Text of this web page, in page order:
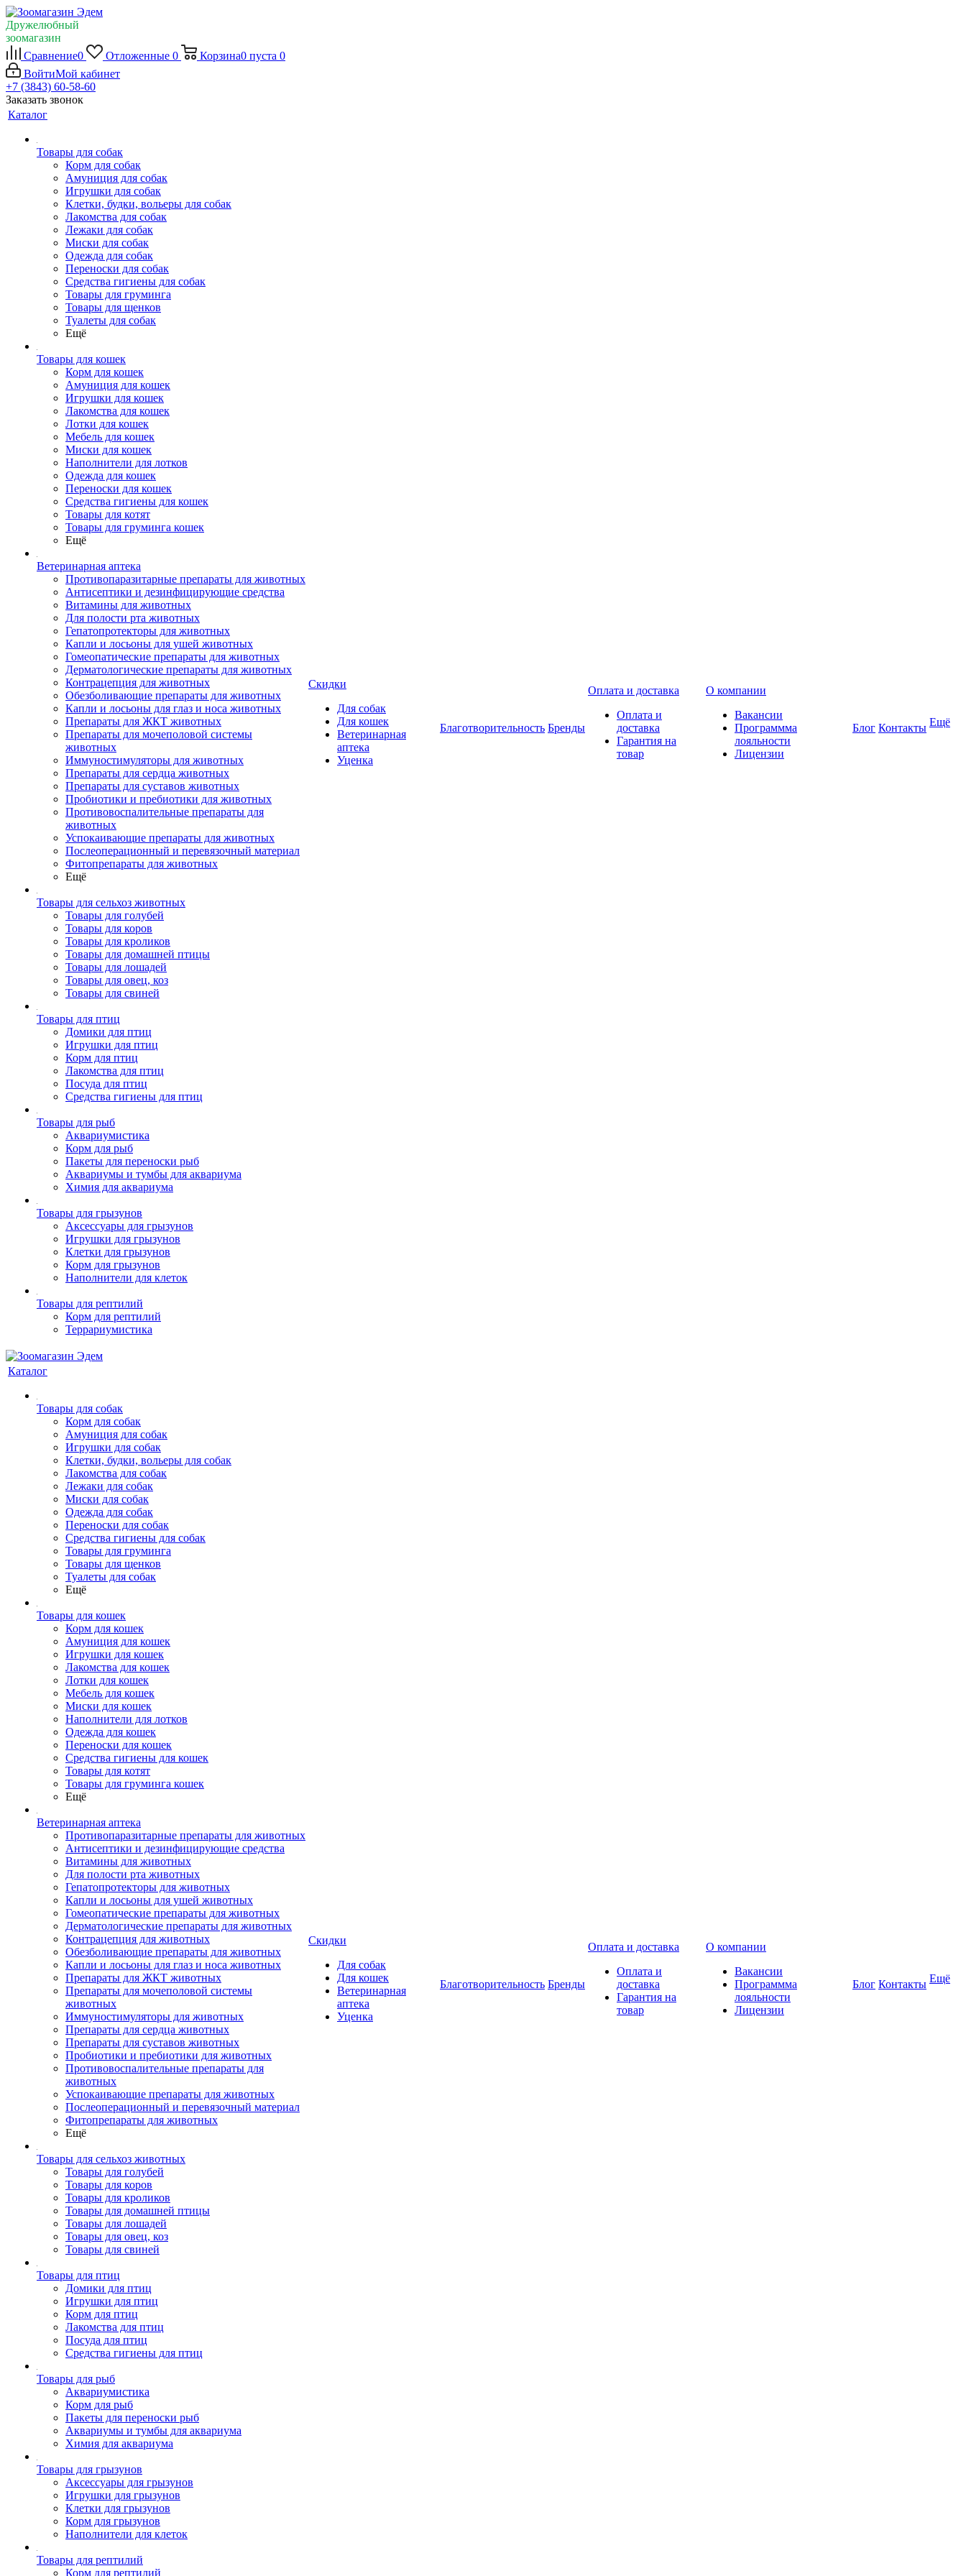
Дружелюбный
зоомагазин
Сравнение0 Отложенные 0 Корзина0 пуста 0
ВойтиМой кабинет
+7 (3843) 60-58-60
Заказать звонок
Каталог
Товары для собак
Корм для собак
Амуниция для собак
Игрушки для собак
Клетки, будки, вольеры для собак
Лакомства для собак
Лежаки для собак
Миски для собак
Одежда для собак
Переноски для собак
Средства гигиены для собак
Товары для груминга
Товары для щенков
Туалеты для собак
Ещё
Товары для кошек
Корм для кошек
Амуниция для кошек
Игрушки для кошек
Лакомства для кошек
Лотки для кошек
Мебель для кошек
Миски для кошек
Наполнители для лотков
Одежда для кошек
Переноски для кошек
Средства гигиены для кошек
Товары для котят
Товары для груминга кошек
Ещё
Ветеринарная аптека
Противопаразитарные препараты для животных
Антисептики и дезинфицирующие средства
Витамины для животных
Для полости рта животных
Гепатопротекторы для животных
Капли и лосьоны для ушей животных
Гомеопатические препараты для животных
Дерматологические препараты для животных
Контрацепция для животных
Обезболивающие препараты для животных
Капли и лосьоны для глаз и носа животных
Препараты для ЖКТ животных
Препараты для мочеполовой системы
животных
Иммуностимуляторы для животных
Препараты для сердца животных
Препараты для суставов животных
Пробиотики и пребиотики для животных
Противовоспалительные препараты для
животных
Успокаивающие препараты для животных
Послеоперационный и перевязочный материал
Фитопрепараты для животных
Ещё
Товары для сельхоз животных
Товары для голубей
Товары для коров
Товары для кроликов
Товары для домашней птицы
Товары для лошадей
Товары для овец, коз
Товары для свиней
Товары для птиц
Домики для птиц
Игрушки для птиц
Корм для птиц
Лакомства для птиц
Посуда для птиц
Средства гигиены для птиц
Товары для рыб
Аквариумистика
Корм для рыб
Пакеты для переноски рыб
Аквариумы и тумбы для аквариума
Химия для аквариума
Товары для грызунов
Аксессуары для грызунов
Игрушки для грызунов
Клетки для грызунов
Корм для грызунов
Наполнители для клеток
Товары для рептилий
Корм для рептилий
Террариумистика
Скидки
Для собак
Для кошек
Ветеринарная
аптека
Уценка
Благотворительность Бренды
Оплата и доставка
Оплата и
доставка
Гарантия на
товар
О компании
Вакансии
Программма
лояльности
Лицензии
Блог Контакты Ещё
Каталог
Товары для собак
Корм для собак
Амуниция для собак
Игрушки для собак
Клетки, будки, вольеры для собак
Лакомства для собак
Лежаки для собак
Миски для собак
Одежда для собак
Переноски для собак
Средства гигиены для собак
Товары для груминга
Товары для щенков
Туалеты для собак
Ещё
Товары для кошек
Корм для кошек
Амуниция для кошек
Игрушки для кошек
Лакомства для кошек
Лотки для кошек
Мебель для кошек
Миски для кошек
Наполнители для лотков
Одежда для кошек
Переноски для кошек
Средства гигиены для кошек
Товары для котят
Товары для груминга кошек
Ещё
Ветеринарная аптека
Противопаразитарные препараты для животных
Антисептики и дезинфицирующие средства
Витамины для животных
Для полости рта животных
Гепатопротекторы для животных
Капли и лосьоны для ушей животных
Гомеопатические препараты для животных
Дерматологические препараты для животных
Контрацепция для животных
Обезболивающие препараты для животных
Капли и лосьоны для глаз и носа животных
Препараты для ЖКТ животных
Препараты для мочеполовой системы
животных
Иммуностимуляторы для животных
Препараты для сердца животных
Препараты для суставов животных
Пробиотики и пребиотики для животных
Противовоспалительные препараты для
животных
Успокаивающие препараты для животных
Послеоперационный и перевязочный материал
Фитопрепараты для животных
Ещё
Товары для сельхоз животных
Товары для голубей
Товары для коров
Товары для кроликов
Товары для домашней птицы
Товары для лошадей
Товары для овец, коз
Товары для свиней
Товары для птиц
Домики для птиц
Игрушки для птиц
Корм для птиц
Лакомства для птиц
Посуда для птиц
Средства гигиены для птиц
Товары для рыб
Аквариумистика
Корм для рыб
Пакеты для переноски рыб
Аквариумы и тумбы для аквариума
Химия для аквариума
Товары для грызунов
Аксессуары для грызунов
Игрушки для грызунов
Клетки для грызунов
Корм для грызунов
Наполнители для клеток
Товары для рептилий
Корм для рептилий
Скидки
Для собак
Для кошек
Ветеринарная
аптека
Уценка
Благотворительность Бренды
Оплата и доставка
Оплата и
доставка
Гарантия на
товар
О компании
Вакансии
Программма
лояльности
Лицензии
Блог Контакты Ещё